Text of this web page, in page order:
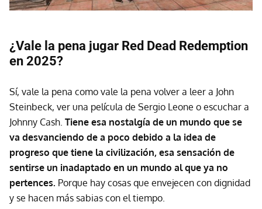
¿Vale la pena jugar Red Dead Redemption
en 2025?
Sí, vale la pena como vale la pena volver a leer a John
Steinbeck, ver una película de Sergio Leone o escuchar a
Johnny Cash. Tiene esa nostalgía de un mundo que se
va desvanciendo de a poco debido a la idea de
progreso que tiene la civilización, esa sensación de
sentirse un inadaptado en un mundo al que ya no
pertences. Porque hay cosas que envejecen con dignidad
y se hacen más sabias con el tiempo.